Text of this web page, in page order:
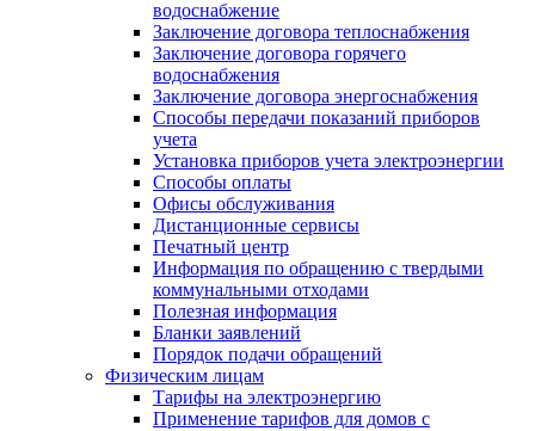
водоснабжение
Заключение договора теплоснабжения
Заключение договора горячего
водоснабжения
Заключение договора энергоснабжения
Способы передачи показаний приборов
учета
Установка приборов учета электроэнергии
Способы оплаты
Офисы обслуживания
Дистанционные сервисы
Печатный центр
Информация по обращению с твердыми
коммунальными отходами
Полезная информация
Бланки заявлений
Порядок подачи обращений
Физическим лицам
Тарифы на электроэнергию
Применение тарифов для домов с